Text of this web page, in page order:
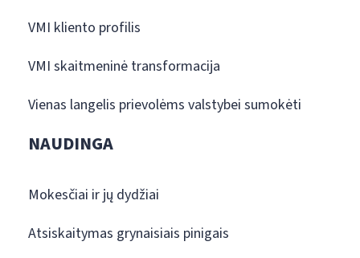
VMI kliento profilis
VMI skaitmeninė transformacija
Vienas langelis prievolėms valstybei sumokėti
NAUDINGA
Mokesčiai ir jų dydžiai
Atsiskaitymas grynaisiais pinigais